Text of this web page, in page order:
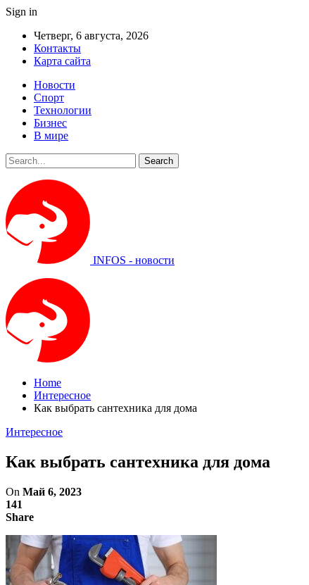
Sign in
Четверг, 6 августа, 2026
Контакты
Карта сайта
Новости
Спорт
Технологии
Бизнес
В мире
INFOS - новости
Home
Интересное
Как выбрать сантехника для дома
Интересное
Как выбрать сантехника для дома
On Май 6, 2023
141
Share